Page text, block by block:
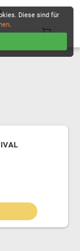
Diese sind für
.